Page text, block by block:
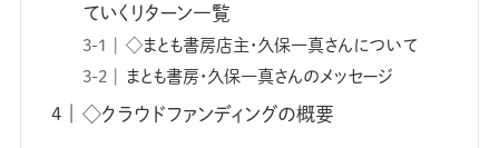
ていくリターン一覧
◇まとも書房店主・久保一真さんについて
まとも書房・久保一真さんのメッセージ
◇クラウドファンディングの概要